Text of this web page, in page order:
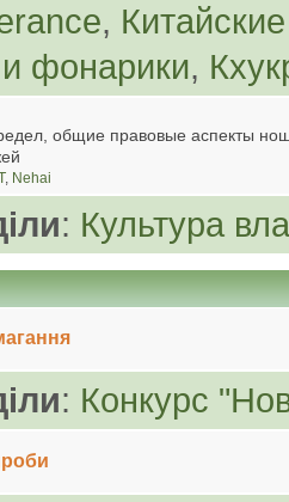
,
фонарики,
общие правовые аспекты
, Nehai
: Культура
: Конкурс